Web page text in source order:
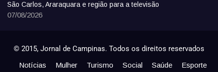
São Carlos, Araraquara e região para a televisão
07/08/2026
© 2015, Jornal de Campinas. Todos os direitos reservados
Notícias Mulher Turismo Social Saúde
Esporte